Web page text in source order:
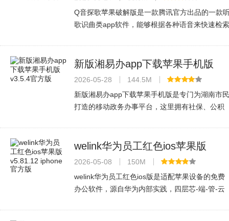
Q音探歌苹果破解版是一款腾讯官方出品的一款
歌识曲类app软件，能够根据各种语音来快速检索
家可以在这里认识更多喜欢音乐的人
新版湘易办app下载苹果手机版
v3.5.4官方版
2026-05-28
144.5M
新版湘易办app下载苹果手机版是专门为湖南市民
打造的移动政务办事平台，这里拥有社保、公积
湖南地区群众的生活和工作。
welink华为员工红色ios苹果版
v5.81.12 iphone官方版
2026-05-08
150M
welink华为员工红色ios版是适配苹果设备的免费
办公软件，源自华为内部实践，四层芯-端-管-云